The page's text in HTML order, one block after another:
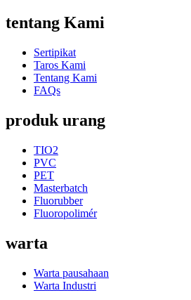
tentang Kami
Sertipikat
Taros Kami
Tentang Kami
FAQs
produk urang
TIO2
PVC
PET
Masterbatch
Fluorubber
Fluoropolimér
warta
Warta pausahaan
Warta Industri